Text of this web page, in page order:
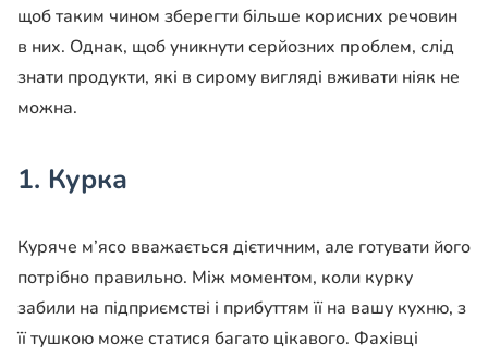
щоб таким чином зберегти більше корисних речовин
в них. Однак, щоб уникнути серйозних проблем, слід
знати продукти, які в сирому вигляді вживати ніяк не
можна.
1. Курка
Куряче м’ясо вважається дієтичним, але готувати його
потрібно правильно. Між моментом, коли курку
забили на підприємстві і прибуттям її на вашу кухню, з
її тушкою може статися багато цікавого. Фахівці